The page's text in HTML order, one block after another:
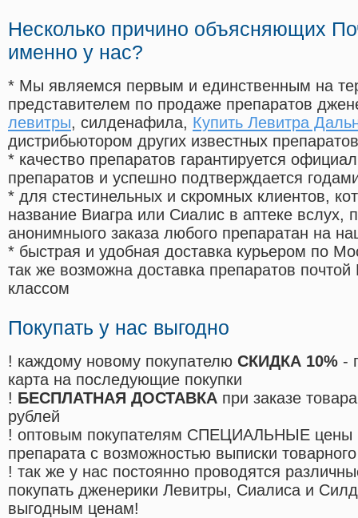
Несколько причино объясняющих
именно у нас?
* Мы являемся первым и единственным на
представителем по продаже препаратов
левитры, силденафила, Купить Левитра
дистрибьютором других известных препаратов
* качество препаратов гарантируется
препаратов и успешно подтверждается
* для стестинельных и скромных клиентов,
название Виагра или Сиалис в аптеке вслух,
анонимныого заказа любого препаратан на
* быстрая и удобная доставка курьером по
так же возможна доставка препаратов
классом
Покупать у нас выгодно
! каждому новому покупателю СКИДКА 10% -
карта на последующие покупки
! БЕСПЛАТНАЯ ДОСТАВКА при заказе
рублей
! оптовым покупателям СПЕЦИАЛЬНЫЕ цены
препарата с возможностью выписки
! так же у нас постоянно проводятся
покупать дженерики Левитры, Сиалиса и
выгодным ценам!